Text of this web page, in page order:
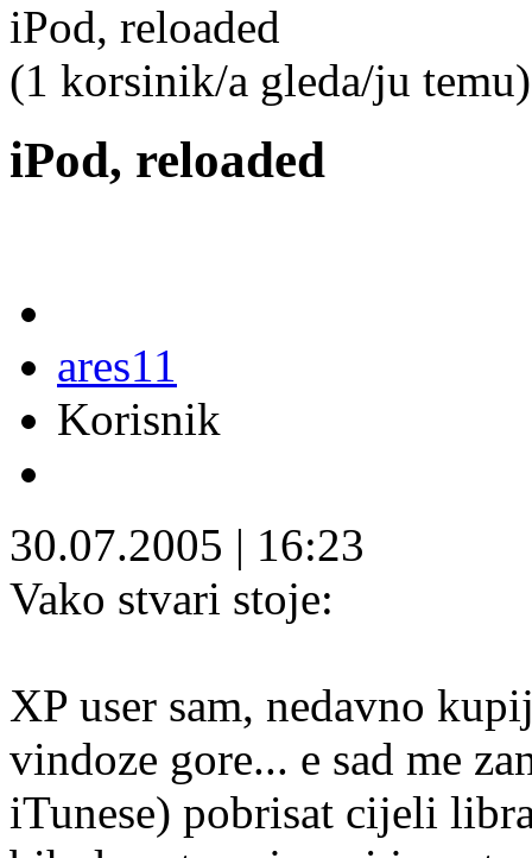
iPod, reloaded
(1 korsinik/a gleda/ju
iPod, reloaded
ares11
Korisnik
30.07.2005 | 16:23
Vako stvari stoje:
XP user sam, nedavno
vindoze gore... e sad me
iTunese) pobrisat cijeli